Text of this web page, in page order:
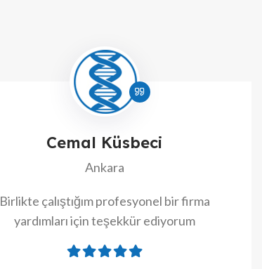
Cemal Küsbeci
Ankara
Birlikte çalıştığım profesyonel bir firma
yardımları için teşekkür ediyorum